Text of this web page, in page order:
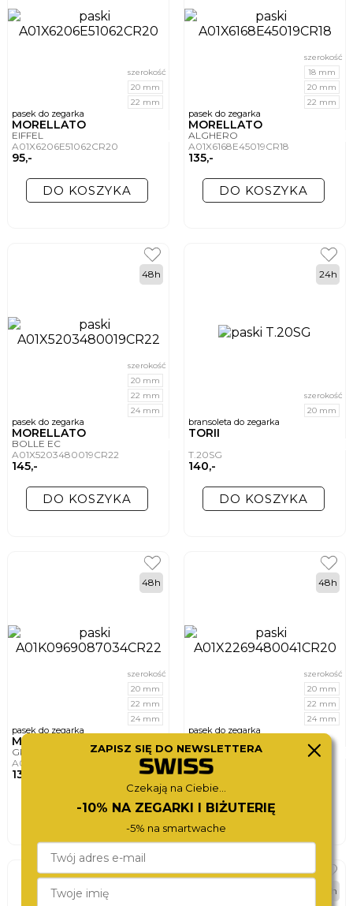
pasek do zegarka
MORELLATO
EIFFEL
A01X6206E51062CR20
95,-
szerokość
20 mm
22 mm
DO KOSZYKA
pasek do zegarka
MORELLATO
ALGHERO
A01X6168E45019CR18
135,-
szerokość
18 mm
20 mm
22 mm
DO KOSZYKA
pasek do zegarka
MORELLATO
BOLLE EC
A01X5203480019CR22
145,-
szerokość
20 mm
22 mm
24 mm
48h
DO KOSZYKA
bransoleta do zegarka
TORII
T.20SG
140,-
szerokość
20 mm
24h
DO KOSZYKA
pasek do zegarka
MORELLATO
GRAFIC XL
A01K0969087034CR22
135,-
szerokość
20 mm
22 mm
24 mm
48h
DO KOSZYKA
pasek do zegarka
BOLLE
A01X2269480041CR20
145,-
szerokość
20 mm
22 mm
24 mm
48h
DO KOSZYKA
BEST
48h
ZAPISZ SIĘ DO NEWSLETTERA
Czekają na Ciebie...
-10% NA ZEGARKI I BIŻUTERIĘ
-5% na smartwache